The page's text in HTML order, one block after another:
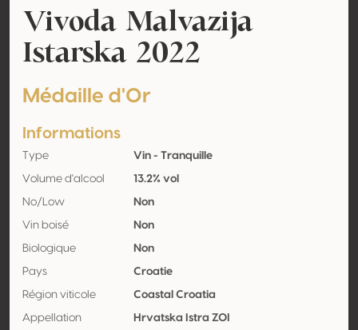
Vivoda Malvazija
Istarska 2022
Médaille d'Or
Informations
Type Vin - Tranquille
Volume d'alcool 13.2% vol
No/Low Non
Vin boisé Non
Biologique Non
Pays Croatie
Région viticole Coastal Croatia
Appellation Hrvatska Istra ZOI